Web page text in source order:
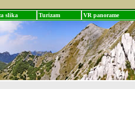
slika Turizam VR panorame